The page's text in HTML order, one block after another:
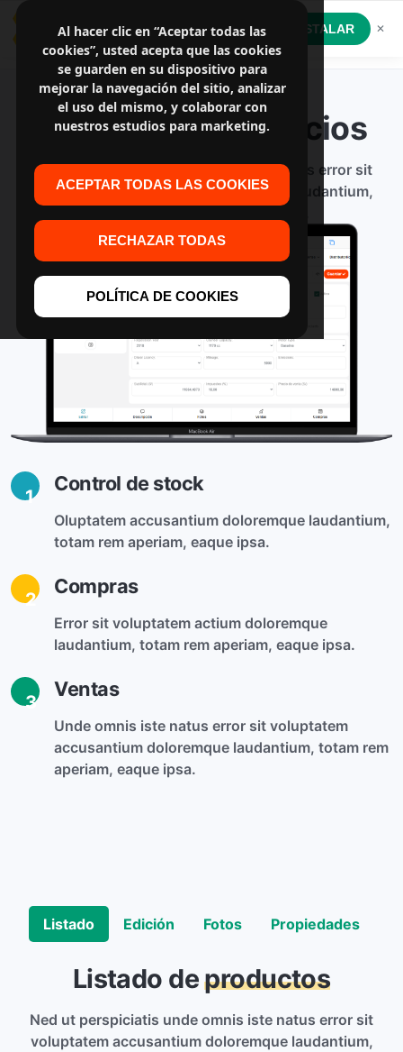
Al hacer clic en “Aceptar todas las
cookies”, usted acepta que las cookies
se guarden en su dispositivo para
mejorar la navegación del sitio, analizar
el uso del mismo, y colaborar con
nuestros estudios para marketing.
ACEPTAR TODAS LAS COOKIES
RECHAZAR TODAS
POLÍTICA DE COOKIES
Software a medida INSTALAR ✕
Productos o Servicios
Sed ut perspiciatis unde omnis iste natus error sit
voluptatem accusantium doloremque laudantium,
1
Control de stock
Oluptatem accusantium doloremque laudantium,
totam rem aperiam, eaque ipsa.
2
Compras
Error sit voluptatem actium doloremque
laudantium, totam rem aperiam, eaque ipsa.
3
Ventas
Unde omnis iste natus error sit voluptatem
accusantium doloremque laudantium, totam rem
aperiam, eaque ipsa.
Listado Edición Fotos Propiedades
Listado deproductos
Ned ut perspiciatis unde omnis iste natus error sit
voluptatem accusantium doloremque laudantium,